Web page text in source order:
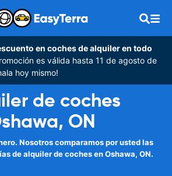
en coches de alquiler en todo
es válida hasta 11 de agosto de
hoy mismo!
de coches
ON
Nosotros comparamos por usted las
de alquiler de coches en Oshawa, ON.